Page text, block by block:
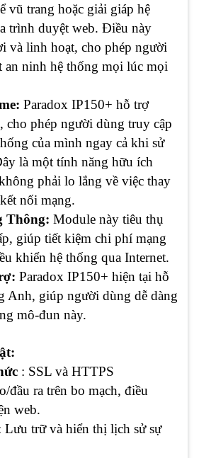
vũ trang hoặc giải giáp hệ
trình duyệt web. Điều này
và linh hoạt, cho phép người
an ninh hệ thống mọi lúc mọi
Paradox IP150+ hỗ trợ
cho phép người dùng truy cập
của mình ngay cả khi sử
là một tính năng hữu ích
phải lo lắng về việc thay
nối mạng.
Thông: Module này tiêu thụ
giúp tiết kiệm chi phí mạng
khiển hệ thống qua Internet.
Paradox IP150+ hiện tại hỗ
Anh, giúp người dùng dễ dàng
mô-đun này.
: SSL và HTTPS
đầu ra trên bo mạch, điều
web.
Lưu trữ và hiển thị lịch sử sự